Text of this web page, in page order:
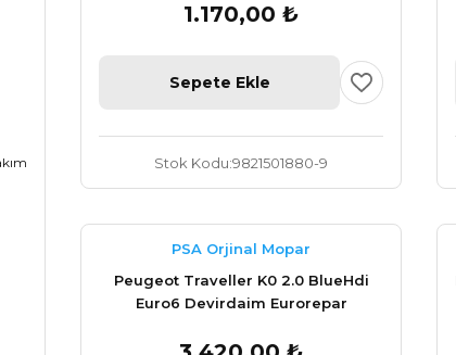
1.170,00 ₺
Sepete Ekle
Stok Kodu 9821501880-9
PSA Orjinal Mopar
Peugeot Traveller K0 2.0 BlueHdi
Euro6 Devirdaim Eurorepar